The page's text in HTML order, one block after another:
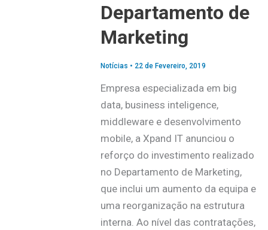
Departamento de
Marketing
Notícias • 22 de Fevereiro, 2019
Empresa especializada em big
data, business inteligence,
middleware e desenvolvimento
mobile, a Xpand IT anunciou o
reforço do investimento realizado
no Departamento de Marketing,
que inclui um aumento da equipa e
uma reorganização na estrutura
interna. Ao nível das contratações,